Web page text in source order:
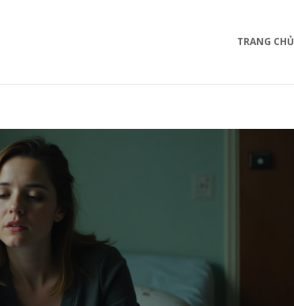
TRANG CHỦ